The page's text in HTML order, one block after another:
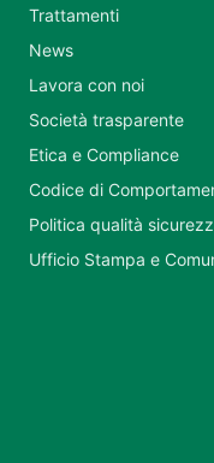
Trattamenti
News
Lavora con noi
Società trasparente
Etica e Compliance
Codice di
Politica qualità
Ufficio Stampa e